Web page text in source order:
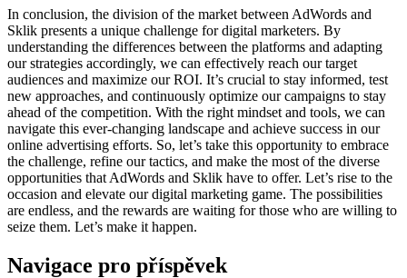
In conclusion, the division of the market between AdWords and
Sklik presents a unique challenge for digital marketers. By
understanding the differences between the platforms and adapting
our strategies accordingly, we can effectively reach our target
audiences and maximize our ROI. It’s crucial to stay informed, test
new approaches, and continuously optimize our campaigns to stay
ahead of the competition. With the right mindset and tools, we can
navigate this ever-changing landscape and achieve success in our
online advertising efforts. So, let’s take this opportunity to embrace
the challenge, refine our tactics, and make the most of the diverse
opportunities that AdWords and Sklik have to offer. Let’s rise to the
occasion and elevate our digital marketing game. The possibilities
are endless, and the rewards are waiting for those who are willing to
seize them. Let’s make it happen.
Navigace pro příspěvek